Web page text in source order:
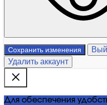
Сохранить изменения
Удалить аккаунт
Для обеспечения